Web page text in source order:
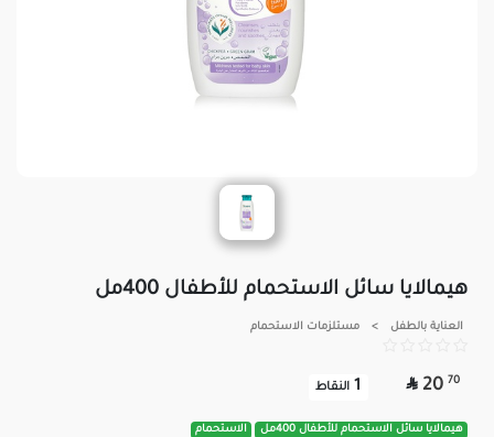
هيمالايا سائل الاستحمام للأطفال 400مل
العناية بالطفل > مستلزمات الاستحمام
70
20

1 النقاط
هيمالايا سائل الاستحمام للأطفال 400مل الاستحمام